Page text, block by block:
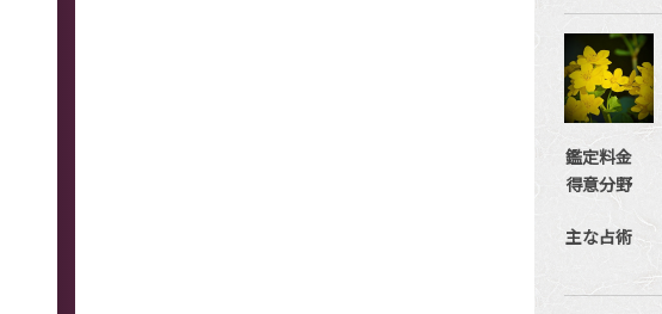
鑑定料金
得意分野
主な占術